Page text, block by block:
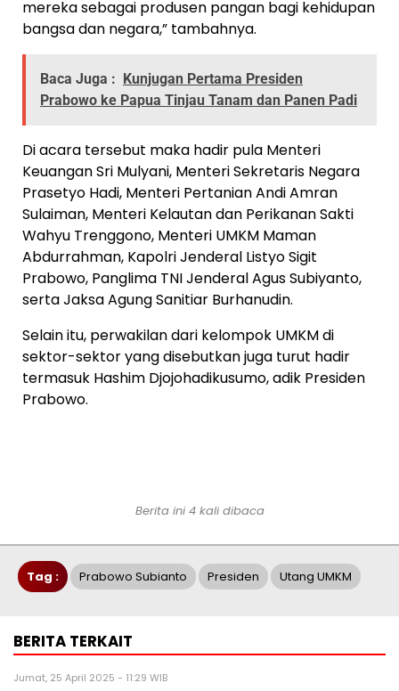
mereka sebagai produsen pangan bagi kehidupan
bangsa dan negara,” tambahnya.
Baca Juga : Kunjugan Pertama Presiden
Prabowo ke Papua Tinjau Tanam dan Panen Padi
Di acara tersebut maka hadir pula Menteri
Keuangan Sri Mulyani, Menteri Sekretaris Negara
Prasetyo Hadi, Menteri Pertanian Andi Amran
Sulaiman, Menteri Kelautan dan Perikanan Sakti
Wahyu Trenggono, Menteri UMKM Maman
Abdurrahman, Kapolri Jenderal Listyo Sigit
Prabowo, Panglima TNI Jenderal Agus Subiyanto,
serta Jaksa Agung Sanitiar Burhanudin.
Selain itu, perwakilan dari kelompok UMKM di
sektor-sektor yang disebutkan juga turut hadir
termasuk Hashim Djojohadikusumo, adik Presiden
Prabowo.
Berita ini 4 kali dibaca
Tag : Prabowo Subianto Presiden Utang UMKM
BERITA TERKAIT
Jumat, 25 April 2025 - 11:29 WIB